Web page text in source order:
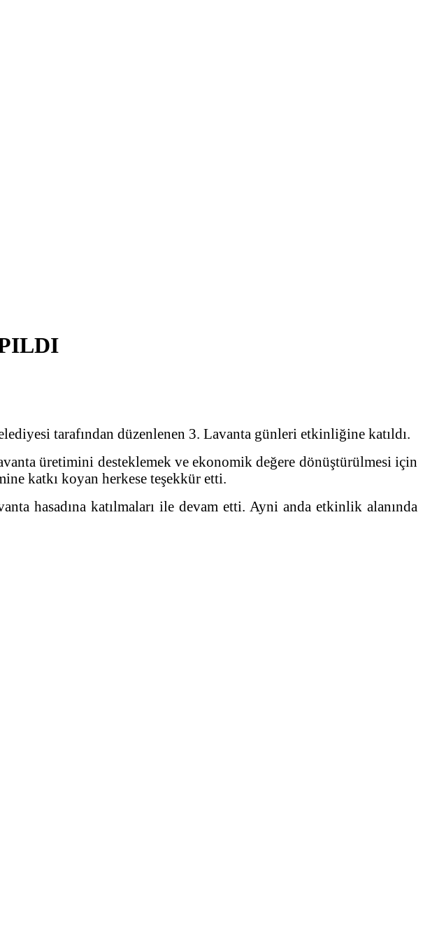
tarafından düzenlenen 3. Lavanta günleri etkinliğine katıldı.
üretimini desteklemek ve ekonomik değere dönüştürülmesi için
katkı koyan herkese teşekkür etti.
hasadına katılmaları ile devam etti. Ayni anda etkinlik alanında